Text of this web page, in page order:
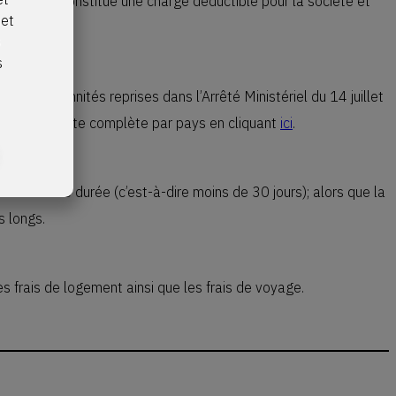
indemnités reprises dans l’Arrêté Ministériel du 14 juillet
la liste complète par pays en cliquant ici.
de courte durée (c’est-à-dire moins de 30 jours); alors que la
longs.
frais de logement ainsi que les frais de voyage.